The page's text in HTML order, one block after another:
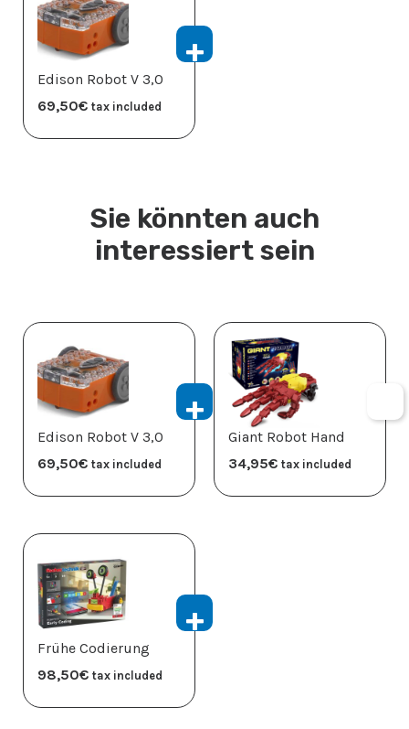
Edison Robot V 3,0
69,50€ tax included
Sie könnten auch
interessiert sein
Edison Robot V 3,0
69,50€ tax included
Giant Robot Hand
34,95€ tax included
Frühe Codierung
98,50€ tax included